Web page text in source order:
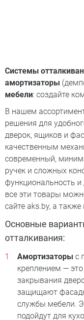
Системы
амортизаторы
мебели: создайте
В нашем
решения для
дверок, ящиков и
качественным
современный,
ручек и сложных
функциональность
все эти товары
сайте aks.by, а
Основные
отталкивания:
Амортизаторы с
креплением —
закрывания
защищают
службы мебели.
подойдут для